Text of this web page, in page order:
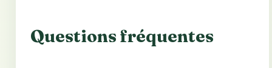
Questions fréquentes